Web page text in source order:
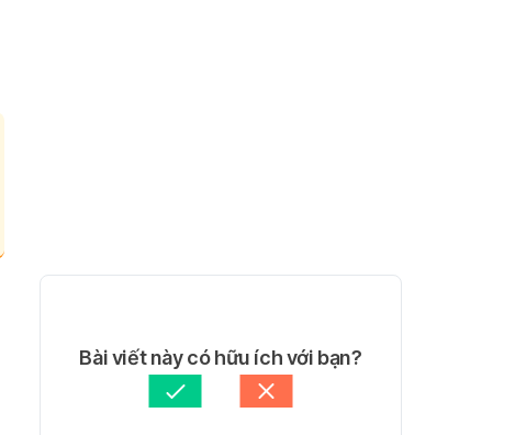
Bài viết này có hữu ích với bạn?